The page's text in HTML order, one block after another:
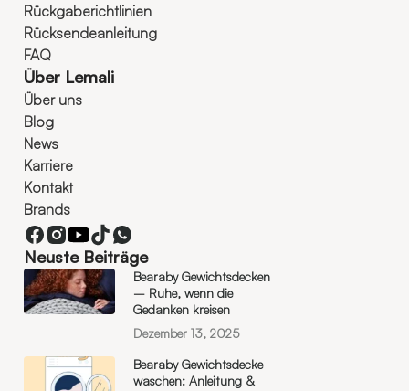
Rückgaberichtlinien
Rücksendeanleitung
FAQ
Über Lemali
Über uns
Blog
News
Karriere
Kontakt
Brands
Neuste Beiträge
Bearaby Gewichtsdecken
– Ruhe, wenn die
Gedanken kreisen
Dezember 13, 2025
Bearaby Gewichtsdecke
waschen: Anleitung &